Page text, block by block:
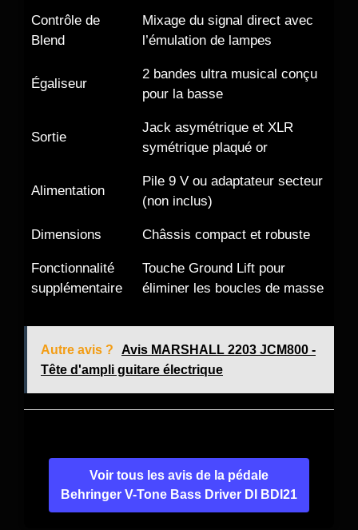
Contrôle de
Blend
Mixage du signal direct avec
l’émulation de lampes
Égaliseur
2 bandes ultra musical conçu
pour la basse
Sortie
Jack asymétrique et XLR
symétrique plaqué or
Alimentation
Pile 9 V ou adaptateur secteur
(non inclus)
Dimensions Châssis compact et robuste
Fonctionnalité
supplémentaire
Touche Ground Lift pour
éliminer les boucles de masse
Autre avis ?
Avis MARSHALL 2203 JCM800 -
Tête d'ampli guitare électrique
Voir tous les avis de la pédale
Behringer V-Tone Bass Driver DI BDI21